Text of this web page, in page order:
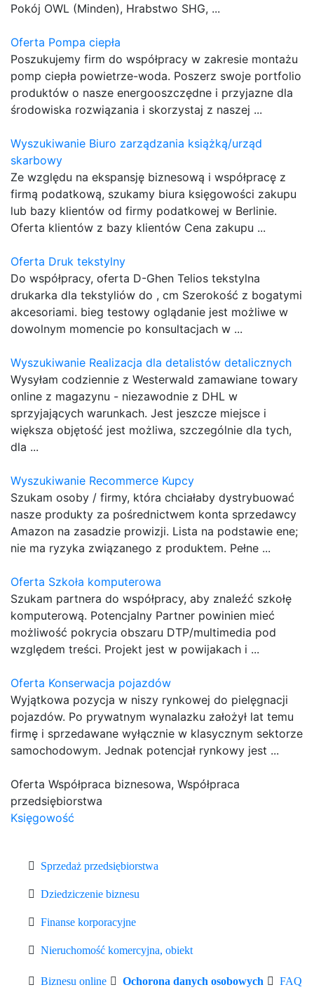
Pokój OWL (Minden), Hrabstwo SHG, ...
Oferta Pompa ciepła
Poszukujemy firm do współpracy w zakresie montażu
pomp ciepła powietrze-woda. Poszerz swoje portfolio
produktów o nasze energooszczędne i przyjazne dla
środowiska rozwiązania i skorzystaj z naszej ...
Wyszukiwanie Biuro zarządzania książką/urząd
skarbowy
Ze względu na ekspansję biznesową i współpracę z
firmą podatkową, szukamy biura księgowości zakupu
lub bazy klientów od firmy podatkowej w Berlinie.
Oferta klientów z bazy klientów Cena zakupu ...
Oferta Druk tekstylny
Do współpracy, oferta D-Ghen Telios tekstylna
drukarka dla tekstyliów do , cm Szerokość z bogatymi
akcesoriami. bieg testowy oglądanie jest możliwe w
dowolnym momencie po konsultacjach w ...
Wyszukiwanie Realizacja dla detalistów detalicznych
Wysyłam codziennie z Westerwald zamawiane towary
online z magazynu - niezawodnie z DHL w
sprzyjających warunkach. Jest jeszcze miejsce i
większa objętość jest możliwa, szczególnie dla tych,
dla ...
Wyszukiwanie Recommerce Kupcy
Szukam osoby / firmy, która chciałaby dystrybuować
nasze produkty za pośrednictwem konta sprzedawcy
Amazon na zasadzie prowizji. Lista na podstawie ene;
nie ma ryzyka związanego z produktem. Pełne ...
Oferta Szkoła komputerowa
Szukam partnera do współpracy, aby znaleźć szkołę
komputerową. Potencjalny Partner powinien mieć
możliwość pokrycia obszaru DTP/multimedia pod
względem treści. Projekt jest w powijakach i ...
Oferta Konserwacja pojazdów
Wyjątkowa pozycja w niszy rynkowej do pielęgnacji
pojazdów. Po prywatnym wynalazku założył lat temu
firmę i sprzedawane wyłącznie w klasycznym sektorze
samochodowym. Jednak potencjał rynkowy jest ...
Oferta Współpraca biznesowa, Współpraca
przedsiębiorstwa
Księgowość
Sprzedaż przedsiębiorstwa
Dziedziczenie biznesu
Finanse korporacyjne
Nieruchomość komercyjna, obiekt
Biznesu online Ochorona danych osobowych FAQ